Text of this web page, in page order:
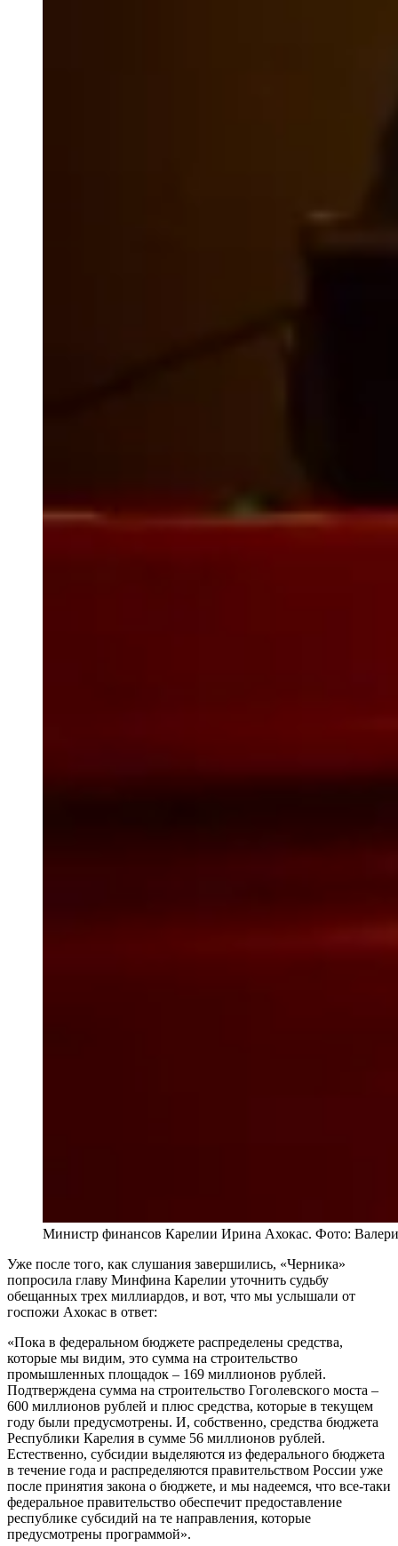
Министр финансов Карелии Ирина Ахокас. Фото:
Уже после того, как слушания завершились, «Черника»
попросила главу Минфина Карелии уточнить судьбу
обещанных трех миллиардов, и вот, что мы услышали от
госпожи Ахокас в ответ:
«Пока в федеральном бюджете распределены средства,
которые мы видим, это сумма на строительство
промышленных площадок – 169 миллионов рублей.
Подтверждена сумма на строительство Гоголевского моста –
600 миллионов рублей и плюс средства, которые в текущем
году были предусмотрены. И, собственно, средства бюджета
Республики Карелия в сумме 56 миллионов рублей.
Естественно, субсидии выделяются из федерального бюджета
в течение года и распределяются правительством России уже
после принятия закона о бюджете, и мы надеемся, что все-таки
федеральное правительство обеспечит предоставление
республике субсидий на те направления, которые
предусмотрены программой».